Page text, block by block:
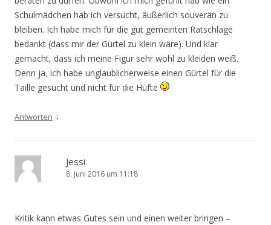
Schulmädchen hab ich versucht, äußerlich souverän zu
bleiben. Ich habe mich für die gut gemeinten Ratschläge
bedankt (dass mir der Gürtel zu klein wäre). Und klar
gemacht, dass ich meine Figur sehr wohl zu kleiden weiß.
Denn ja, ich habe unglaublicherweise einen Gürtel für die
Taille gesucht und nicht für die Hüfte
Antworten ↓
Jessi
8. Juni 2016 um 11:18
Kritik kann etwas Gutes sein und einen weiter bringen –